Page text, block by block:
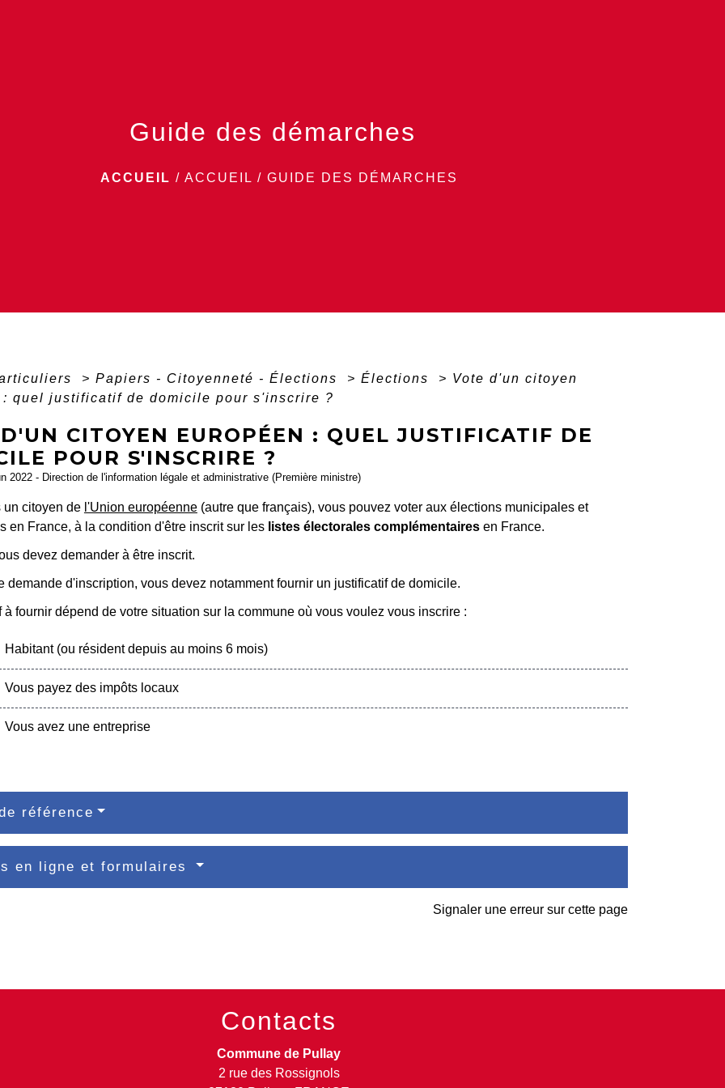
Guide des démarches
ACCUEIL / ACCUEIL / GUIDE DES DÉMARCHES
> Papiers - Citoyenneté - Élections > Élections > Vote d'un citoyen
: quel justificatif de domicile pour s'inscrire ?
CITOYEN EUROPÉEN : QUEL JUSTIFICATIF DE
POUR S'INSCRIRE ?
2022 - Direction de l'information légale et administrative (Première ministre)
un citoyen de l'Union européenne(autre que français), vous pouvez voter aux élections municipales et
en France, à la condition d'être inscrit sur les listes électorales complémentairesen France.
devez demander à être inscrit.
demande d'inscription, vous devez notamment fournir un justificatif de domicile.
à fournir dépend de votre situation sur la commune où vous voulez vous inscrire :
Habitant (ou résident depuis au moins 6 mois)
Vous payez des impôts locaux
Vous avez une entreprise
référence
en ligne et formulaires
Signaler une erreur sur cette page
Contacts
Commune de Pullay
2 rue des Rossignols